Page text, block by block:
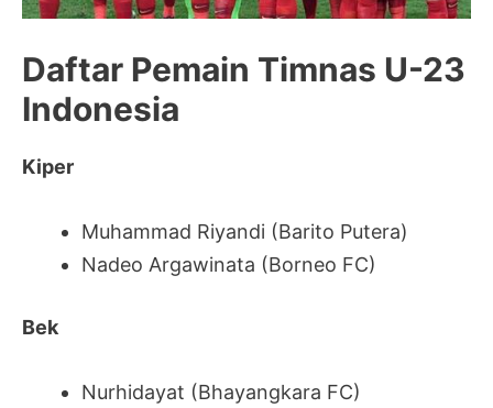
Daftar Pemain Timnas U-23
Indonesia
Kiper
Muhammad Riyandi (Barito Putera)
Nadeo Argawinata (Borneo FC)
Bek
Nurhidayat (Bhayangkara FC)